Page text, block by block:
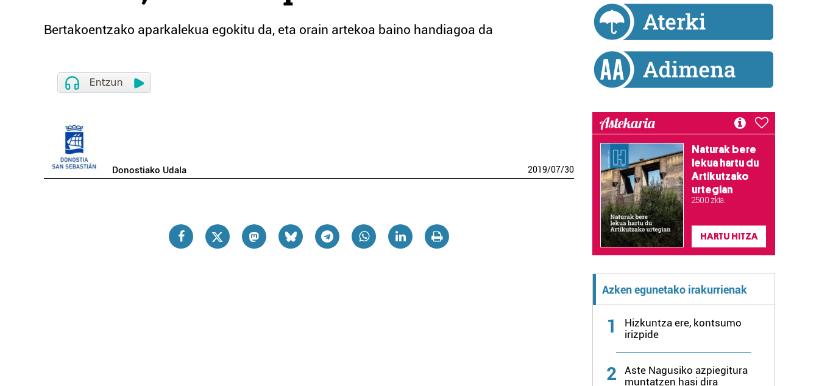
Bertakoentzako aparkalekua egokitu da, eta orain artekoa baino handiagoa da
Donostiako Udala 2019/07/30
Astekaria
Naturak bere
lekua hartu du
Artikutzako
urtegian
2.500 zkia.
HARTU HITZA
Azken egunetako irakurrienak
1
Hizkuntza ere, kontsumo
irizpide
2
Aste Nagusiko azpiegitura
muntatzen hasi dira